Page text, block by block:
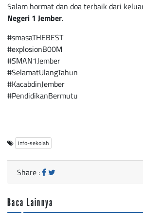
Salam hormat dan doa terbaik dari
Negeri 1 Jember.
#smasaTHEBEST
#explosionB00M
#SMAN1Jember
#SelamatUlangTahun
#KacabdinJember
#PendidikanBermutu
info-sekolah
Share :
Baca Lainnya